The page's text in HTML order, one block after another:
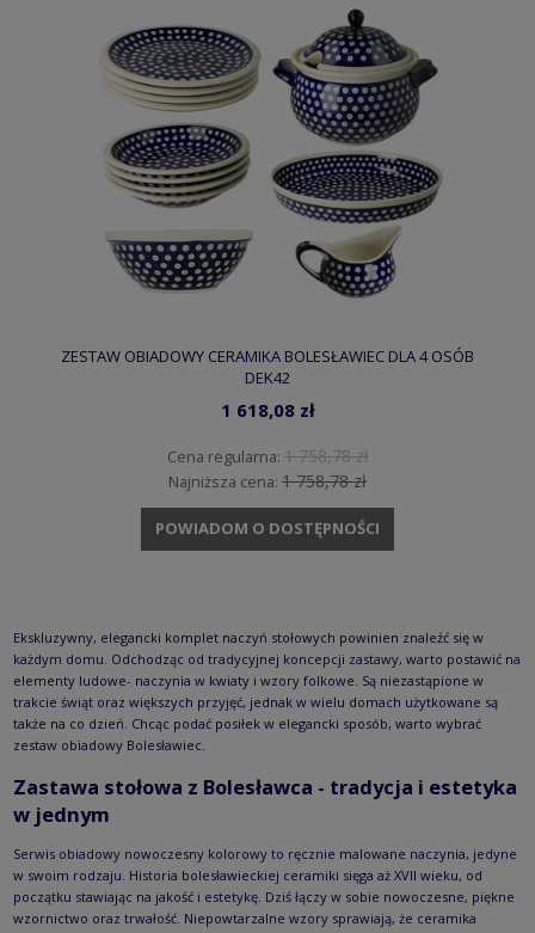
ZESTAW OBIADOWY CERAMIKA BOLESŁAWIEC DLA 4 OSÓB
DEK42
1 618,08 zł
Cena regularna: 1 758,78 zł
Najniższa cena: 1 758,78 zł
POWIADOM O DOSTĘPNOŚCI
Ekskluzywny, elegancki komplet naczyń stołowych powinien znaleźć się w
każdym domu. Odchodząc od tradycyjnej koncepcji zastawy, warto postawić na
elementy ludowe- naczynia w kwiaty i wzory folkowe. Są niezastąpione w
trakcie świąt oraz większych przyjęć, jednak w wielu domach użytkowane są
także na co dzień. Chcąc podać posiłek w elegancki sposób, warto wybrać
zestaw obiadowy Bolesławiec.
Zastawa stołowa z Bolesławca - tradycja i estetyka
w jednym
Serwis obiadowy nowoczesny kolorowy to ręcznie malowane naczynia, jedyne
w swoim rodzaju. Historia bolesławieckiej ceramiki sięga aż XVII wieku, od
początku stawiając na jakość i estetykę. Dziś łączy w sobie nowoczesne, piękne
wzornictwo oraz trwałość. Niepowtarzalne wzory sprawiają, że ceramika